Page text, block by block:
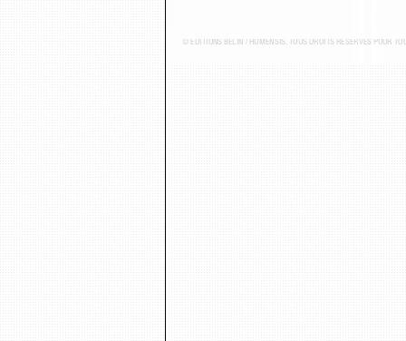
© ÉDITIONS BELIN / HUMENSIS. TOUS DROITS RÉSERVÉS POUR